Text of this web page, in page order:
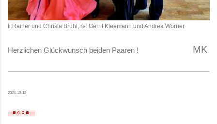
li:Rainer und Christa Brühl, re: Gerrit Kleemann und Andrea Wörner
Herzlichen Glückwunsch beiden Paaren ! MK
2024-10-13